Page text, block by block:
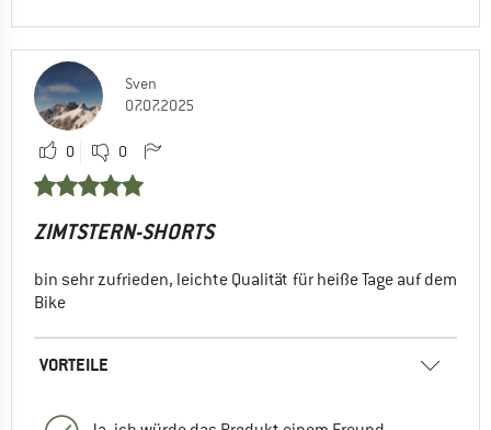
Sven
07.07.2025
0 0
ZIMTSTERN-SHORTS
bin sehr zufrieden, leichte Qualität für heiße Tage auf dem
Bike
VORTEILE